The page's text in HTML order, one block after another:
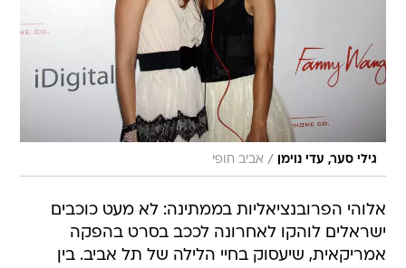
גילי סער, עדי נוימן / אביב חופי
אלוהי הפרובנציאליות בממתינה: לא מעט כוכבים
ישראלים לוהקו לאחרונה לככב בסרט בהפקה
אמריקאית, שיעסוק בחיי הלילה של תל אביב. בין